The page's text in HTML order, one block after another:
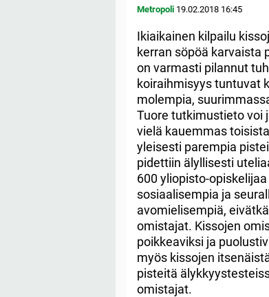
Metropoli 19.02.2018 16:45
Ikiaikainen kilpailu
kerran söpöä karvaista
on varmasti pilannut
koiraihmisyys tuntuvat
molempia,
Tuore tutkimustieto voi
vielä kauemmas
yleisesti parempia
pidettiin älyllisesti
600 yliopisto-
sosiaalisempia ja
avomielisempiä,
omistajat. Kissojen
poikkeaviksi ja
myös kissojen
pisteitä
omistajat.